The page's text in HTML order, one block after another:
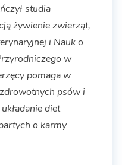
studia
żywienie zwierząt,
i Nauk o
w
pomaga w
psów i
diet
o karmy